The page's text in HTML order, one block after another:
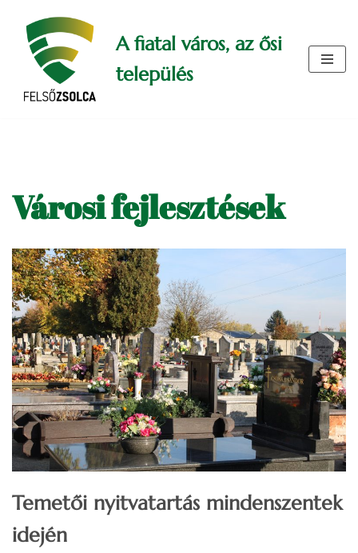
Skip
content
A fiatal város, az ősi
település
Városi fejlesztések
Temetői nyitvatartás mindenszentek
idején